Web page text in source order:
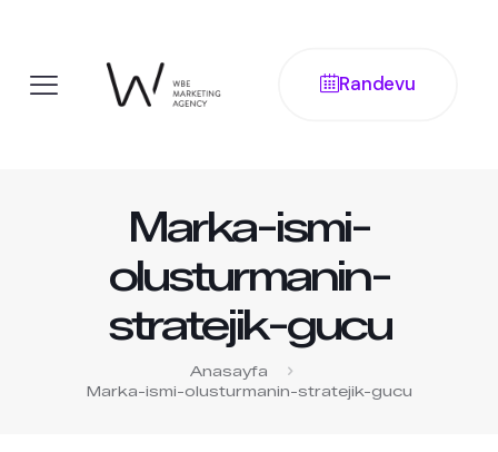
Randevu
Marka-ismi-
olusturmanin-
stratejik-gucu
Anasayfa
Marka-ismi-olusturmanin-stratejik-gucu